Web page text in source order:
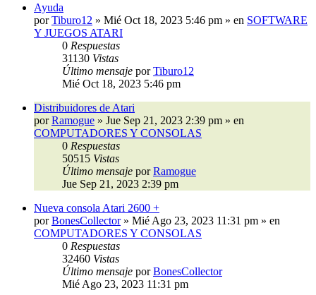
Ayuda
porTiburo12 » Mié Oct 18, 2023 5:46 pm » en SOFTWARE
Y JUEGOS ATARI
0 Respuestas
31130 Vistas
Último mensaje porTiburo12
Mié Oct 18, 2023 5:46 pm
Distribuidores de Atari
porRamogue » Jue Sep 21, 2023 2:39 pm » en
COMPUTADORES Y CONSOLAS
0 Respuestas
50515 Vistas
Último mensaje porRamogue
Jue Sep 21, 2023 2:39 pm
Nueva consola Atari 2600 +
porBonesCollector» Mié Ago 23, 2023 11:31 pm » en
COMPUTADORES Y CONSOLAS
0 Respuestas
32460 Vistas
Último mensaje porBonesCollector
Mié Ago 23, 2023 11:31 pm